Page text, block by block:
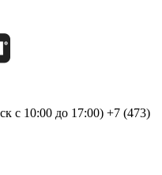
с 10:00 до 17:00) +7 (473)